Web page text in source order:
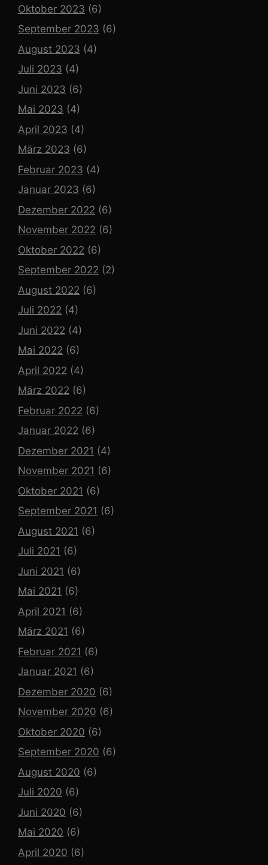
Oktober 2023 (6)
September 2023 (6)
August 2023 (4)
Juli 2023 (4)
Juni 2023 (6)
Mai 2023 (4)
April 2023 (4)
März 2023 (6)
Februar 2023 (4)
Januar 2023 (6)
Dezember 2022 (6)
November 2022 (6)
Oktober 2022 (6)
September 2022 (2)
August 2022 (6)
Juli 2022 (4)
Juni 2022 (4)
Mai 2022 (6)
April 2022 (4)
März 2022 (6)
Februar 2022 (6)
Januar 2022 (6)
Dezember 2021 (4)
November 2021 (6)
Oktober 2021 (6)
September 2021 (6)
August 2021 (6)
Juli 2021 (6)
Juni 2021 (6)
Mai 2021 (6)
April 2021 (6)
März 2021 (6)
Februar 2021 (6)
Januar 2021 (6)
Dezember 2020 (6)
November 2020 (6)
Oktober 2020 (6)
September 2020 (6)
August 2020 (6)
Juli 2020 (6)
Juni 2020 (6)
Mai 2020 (6)
April 2020 (6)